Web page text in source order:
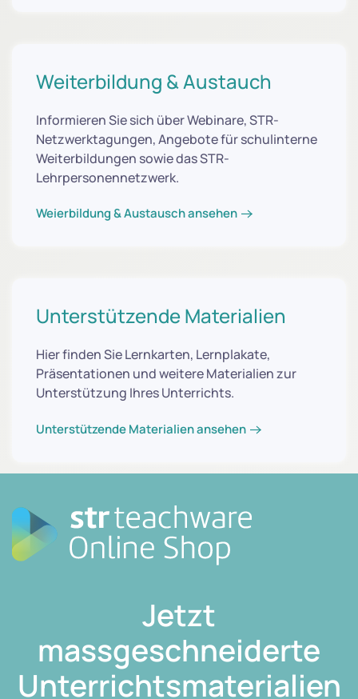
Weiterbildung & Austauch
Informieren Sie sich über Webinare, STR-
Netzwerktagungen, Angebote für schulinterne
Weiterbildungen sowie das STR-
Lehrpersonennetzwerk.
Weierbildung & Austausch ansehen
Unterstützende Materialien
Hier finden Sie Lernkarten, Lernplakate,
Präsentationen und weitere Materialien zur
Unterstützung Ihres Unterrichts.
Unterstützende Materialien ansehen
Jetzt
massgeschneiderte
Unterrichtsmaterialien